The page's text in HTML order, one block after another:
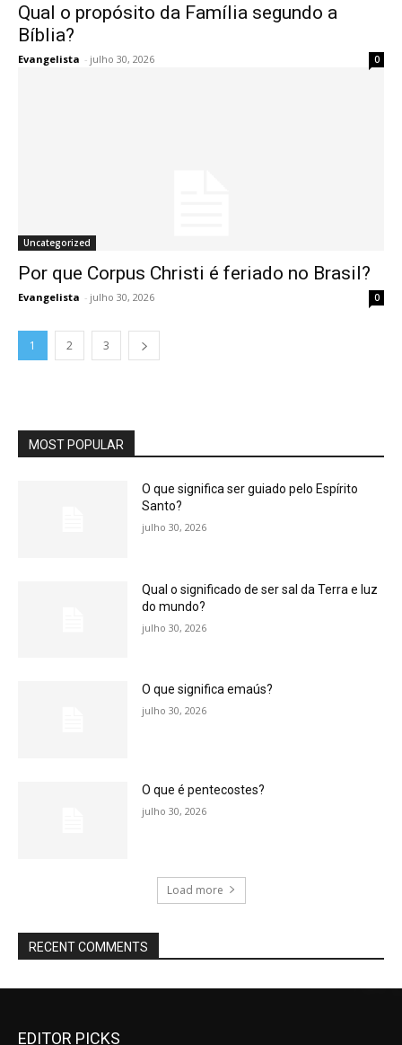
Qual o propósito da Família segundo a
Bíblia?
Evangelista - julho 30, 2026 0
Uncategorized
Por que Corpus Christi é feriado no Brasil?
Evangelista - julho 30, 2026 0
1 2 3
MOST POPULAR
O que significa ser guiado pelo Espírito
Santo?
julho 30, 2026
Qual o significado de ser sal da Terra e luz
do mundo?
julho 30, 2026
O que significa emaús?
julho 30, 2026
O que é pentecostes?
julho 30, 2026
Load more
RECENT COMMENTS
EDITOR PICKS